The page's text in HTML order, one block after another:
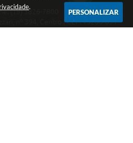
.
PERSONALIZAR
(19) 3826-7800
nº 394, Centro | CEP: 13280-091